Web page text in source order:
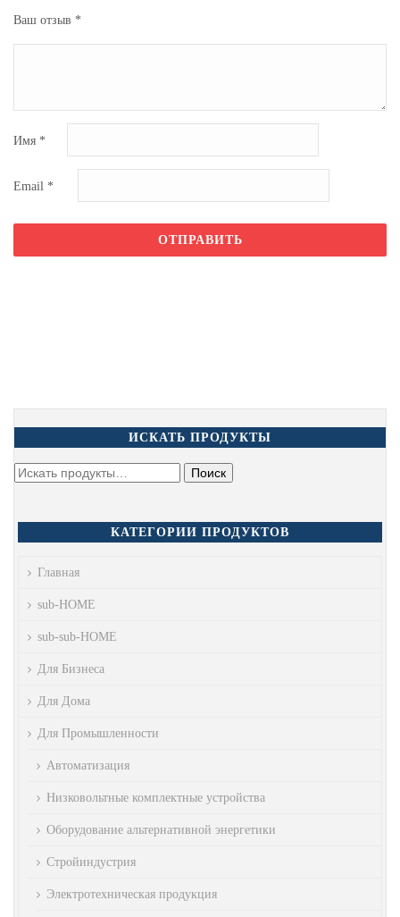
Ваш отзыв *
Имя *
Email *
ИСКАТЬ ПРОДУКТЫ
КАТЕГОРИИ ПРОДУКТОВ
Главная
sub-HOME
sub-sub-HOME
Для Бизнеса
Для Дома
Для Промышленности
Автоматизация
Низковольтные комплектные устройства
Оборудование альтернативной энергетики
Стройиндустрия
Электротехническая продукция